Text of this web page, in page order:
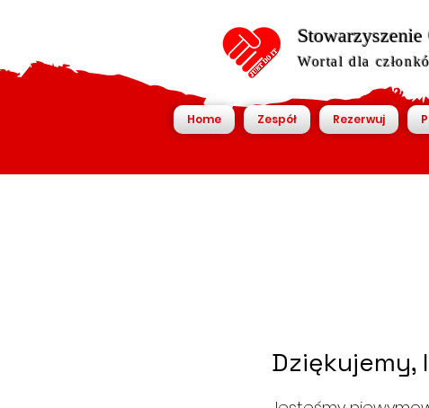
Wortal dla
Home Zespół Rezerwuj
Dziękujemy,